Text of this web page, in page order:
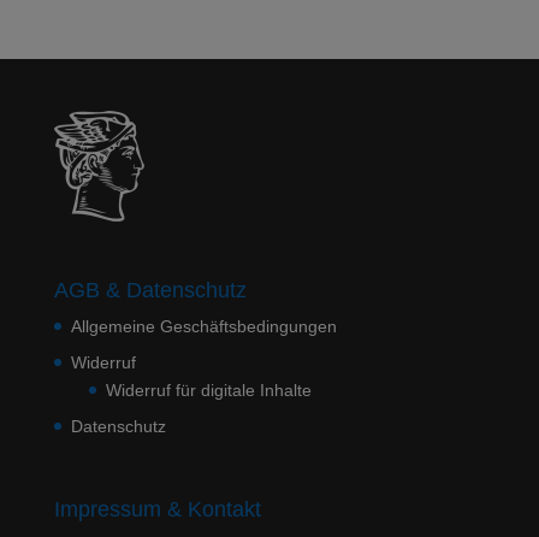
AGB & Datenschutz
Allgemeine Geschäftsbedingungen
Widerruf
Widerruf für digitale Inhalte
Datenschutz
Impressum & Kontakt